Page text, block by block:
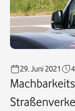
29. Juni 2021 4